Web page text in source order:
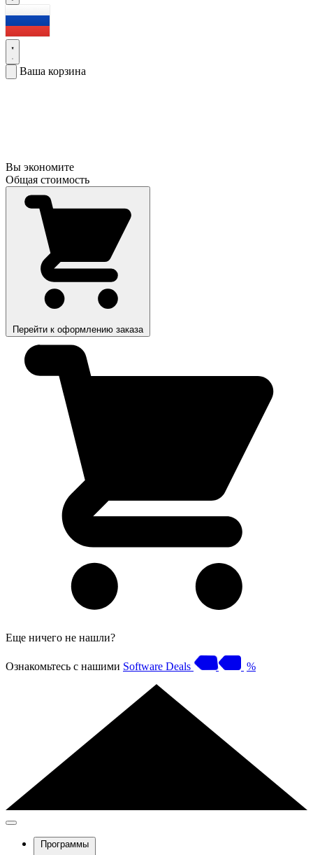
Ваша корзина
Вы экономите
Общая стоимость
Перейти к оформлению заказа
Еще ничего не нашли?
Ознакомьтесь с нашими Software Deals %
Программы